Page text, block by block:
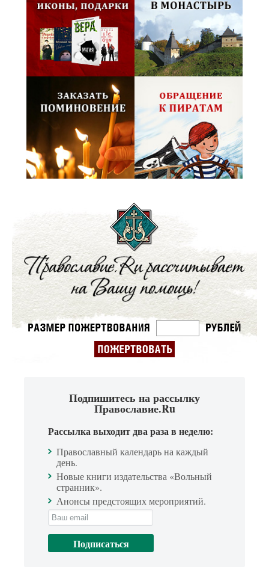
Подпишитесь на рассылку
Православие.Ru
Рассылка выходит два раза в неделю:
Православный календарь на каждый
день.
Новые книги издательства «Вольный
странник».
Анонсы предстоящих мероприятий.